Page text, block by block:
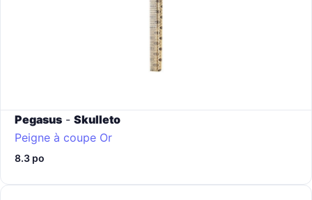
Pegasus - Skulleto
Peigne à coupe Or
8.3 po